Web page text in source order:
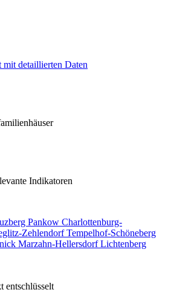
detaillierten Daten
Indikatoren
Pankow Charlottenburg-
ZehlendorfTempelhof-Schöneberg
Marzahn-HellersdorfLichtenberg
entschlüsselt